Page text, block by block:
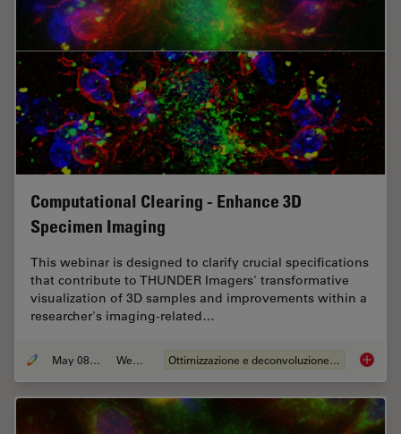
Computational Clearing - Enhance 3D
Specimen Imaging
This webinar is designed to clarify crucial specifications
that contribute to THUNDER Imagers' transformative
visualization of 3D samples and improvements within a
researcher's imaging-related…
May 08, 2020 Webinar: Ottimizzazione e deconvoluzione delle immagini